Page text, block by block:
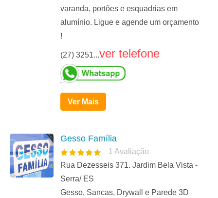
varanda, portões e esquadrias em
alumínio. Ligue e agende um orçamento
!
(27) 3251...ver telefone
Ver Mais
Gesso Família
1 Avaliação
Rua Dezesseis 371. Jardim Bela Vista -
Serra/ ES
Gesso, Sancas, Drywall e Parede 3D